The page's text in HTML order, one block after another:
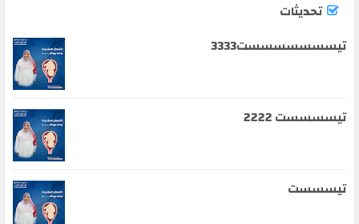
تحديثات
تيسسسسسسست3333
تيسسسست 2222
تيسسست